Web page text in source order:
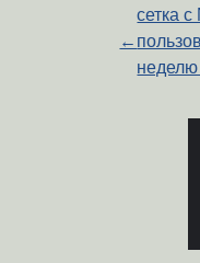
←
сетка
неделю